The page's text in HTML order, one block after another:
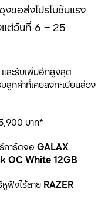
งขอส่งโปรโมชันแรง
ต่วันที่ 6 – 25
ละรับเพิ่มอีกสูงสุด
กค้าที่เคยลงทะเบียนล่วง
บาท*
าร์ดจอ GALAX
OC White 12GB
ฟังไร้สาย RAZER